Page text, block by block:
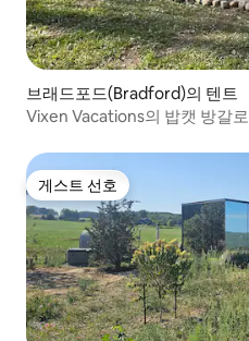
브래드포드(Bradford)의 텐트
Vixen Vacations의 밥캣 방갈로
게스트 선호
게스트 선호